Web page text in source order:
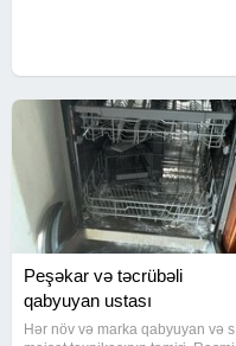
Peşəkar və təcrübəli
qabyuyan ustası
Hər növ və marka qabyuyan və s